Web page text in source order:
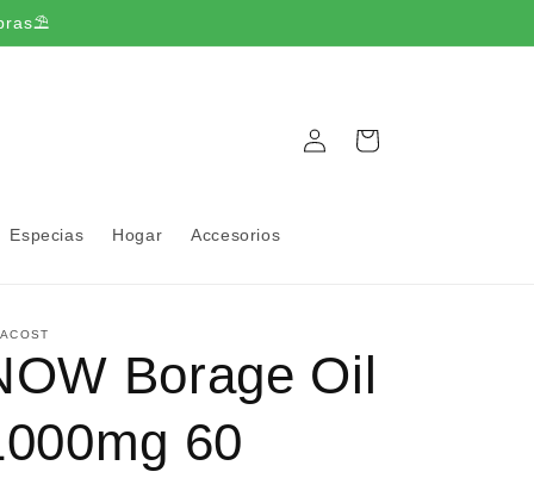
Especias Hogar Accesorios
sesión
Carrito
Borage Oil
60